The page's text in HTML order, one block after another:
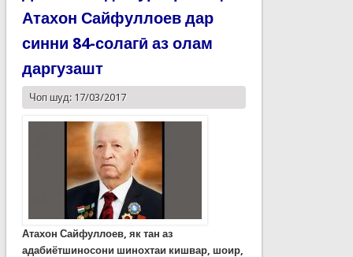
Атахон Сайфуллоев дар
синни 84-солагӣ аз олам
даргузашт
Чоп шуд: 17/03/2017
Атахон Сайфуллоев, як тан аз
адабиётшиносони шинохтаи кишвар, шоир,